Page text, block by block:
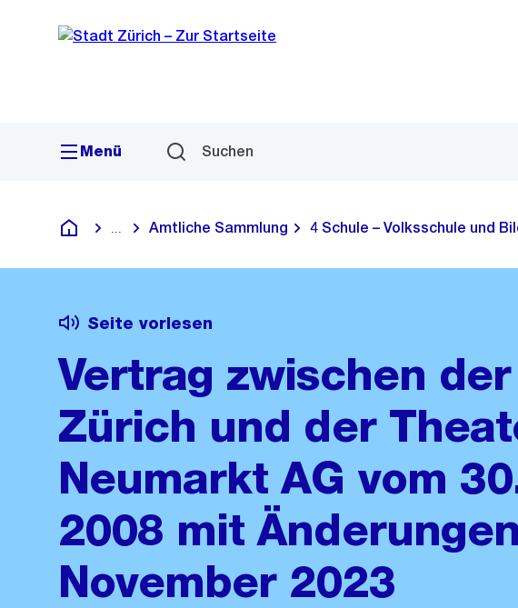
Navigation
Sprunglink
Menü Suchen
Deutsch
Blende alle Breadcrumbs ein
Amtliche Sammlung 4 Schule – Volksschule und
Seite vorlesen
Vertrag zwischen
Zürich und der
Neumarkt AG vom
2008 mit
November 2023